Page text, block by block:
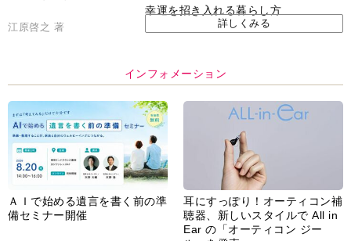
幸運を招き入れる暮らし方
江原啓之 著 詳しくみる
インフォメーション
ＡＩで始める遺言を書く前の準
備セミナー開催
耳にすっぽり！オーティコン補
聴器、新しいスタイルで All in
Ear の「オーティコン ジー